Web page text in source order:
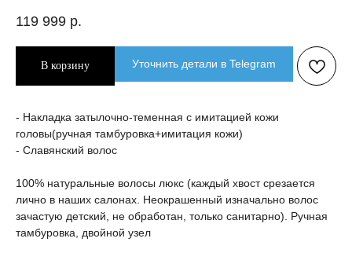
119 999 р.
В корзину Уточнить детали в Telegram
- Накладка затылочно-теменная с имитацией кожи
головы(ручная тамбуровка+имитация кожи)
- Славянский волос
100% натуральные волосы люкс (каждый хвост срезается
лично в наших салонах. Неокрашенный изначально волос
зачастую детский, не обработан, только санитарно). Ручная
тамбуровка, двойной узел